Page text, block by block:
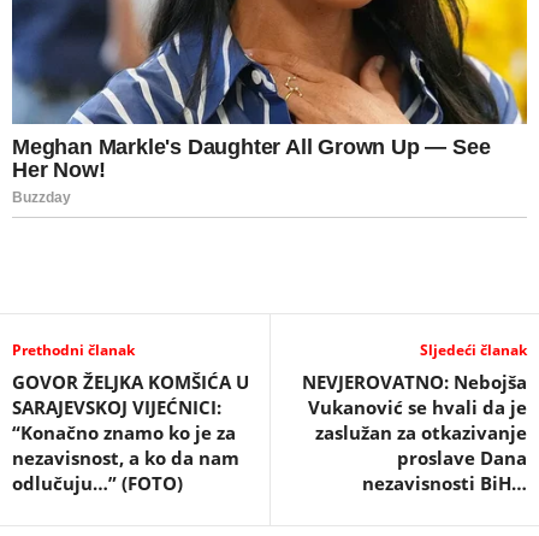
Prethodni članak
GOVOR ŽELJKA KOMŠIĆA U
SARAJEVSKOJ VIJEĆNICI:
“Konačno znamo ko je za
nezavisnost, a ko da nam
odlučuju…” (FOTO)
Sljedeći članak
NEVJEROVATNO: Nebojša
Vukanović se hvali da je
zaslužan za otkazivanje
proslave Dana
nezavisnosti BiH…